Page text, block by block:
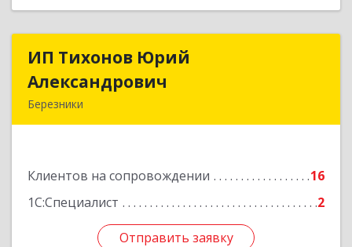
ИП Тихонов Юрий
Александрович
Березники
Клиентов на сопровождении
16
1С:Специалист
2
Отправить заявку
ИП Тихонов Юрий
Подробнее
Отправить заявку